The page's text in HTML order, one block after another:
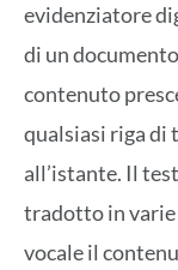
evidenziatore
di un
contenuto
qualsiasi riga di
all’istante. Il
tradotto in varie
vocale il